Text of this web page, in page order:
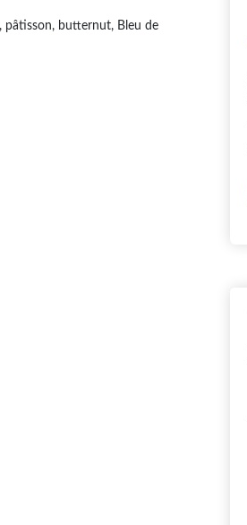
pâtisson, butternut, Bleu de